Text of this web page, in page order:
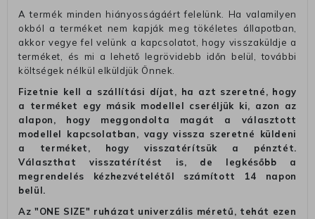
A termék minden hiányosságáért felelünk. Ha valamilyen
okból a terméket nem kapják meg tökéletes állapotban,
akkor vegye fel velünk a kapcsolatot, hogy visszaküldje a
terméket, és mi a lehető legrövidebb időn belül, további
költségek nélkül elküldjük Önnek.
Fizetnie kell a szállítási díjat, ha azt szeretné, hogy
a terméket egy másik modellel cseréljük ki, azon az
alapon, hogy meggondolta magát a választott
modellel kapcsolatban, vagy vissza szeretné küldeni
a terméket, hogy visszatérítsük a pénztét.
Választhat visszatérítést is, de legkésőbb a
megrendelés kézhezvételétől számított 14 napon
belül.
Az "ONE SIZE" ruházat univerzális méretű, tehát ezen